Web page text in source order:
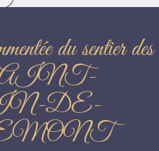
du sentier des
SAINT-
DE-